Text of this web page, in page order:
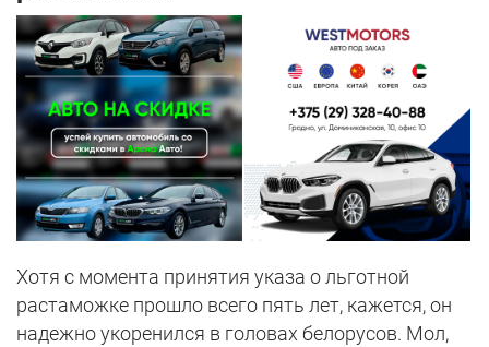
Хотя с момента принятия указа о льготной
растаможке прошло всего пять лет, кажется, он
надежно укоренился в головах белорусов. Мол,